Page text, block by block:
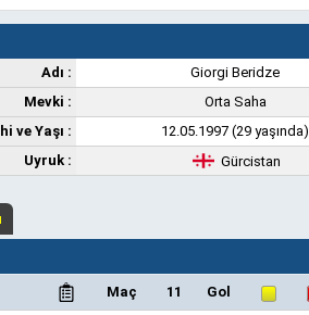
Adı :
Giorgi Beridze
Mevki :
Orta Saha
ve Yaşı :
12.05.1997 (29 yaşında)
Uyruk :
Gürcistan
Maç 11 Gol